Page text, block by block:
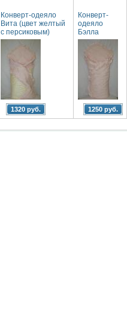
Конверт-одеяло
Вита (цвет желтый
с персиковым)
1320 руб.
Конверт-
одеяло
Бэлла
1250 руб.